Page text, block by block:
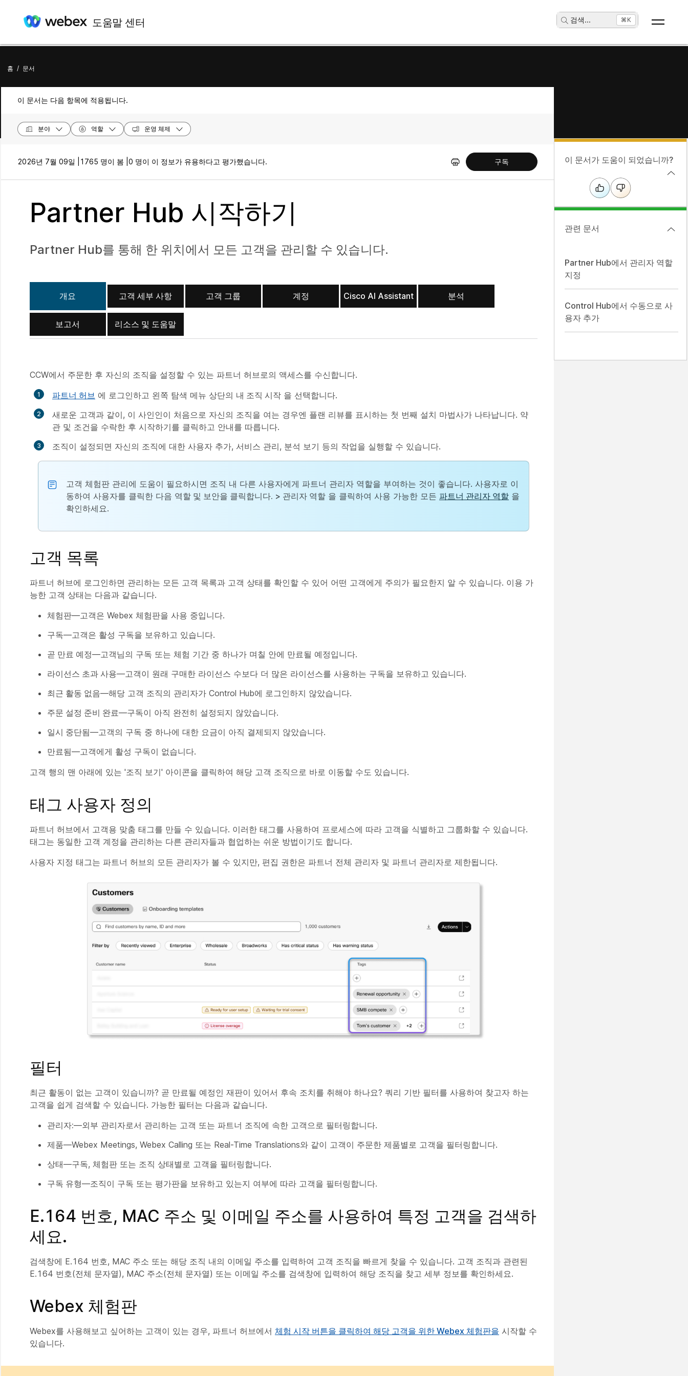
도움말 센터 검색... ⌘K
홈 / 문서
이 문서는 다음 항목에 적용됩니다.
분야 역할 운영 체제
2026년 7월 09일 | 1765 명이 봄 | 0 명이 이 정보가 유용하다고 평가했습니다. 구독
Partner Hub 시작하기
Partner Hub를 통해 한 위치에서 모든 고객을 관리할 수 있습니다.
개요 고객 세부 사항 고객 그룹 계정 Cisco AI Assistant 분석
보고서 리소스 및 도움말
CCW에서 주문한 후 자신의 조직을 설정할 수 있는 파트너 허브로의 액세스를 수신합니다.
파트너 허브 에 로그인하고 왼쪽 탐색 메뉴 상단의 내 조직 시작 을 선택합니다.
새로운 고객과 같이, 이 사인인이 처음으로 자신의 조직을 여는 경우엔 플랜 리뷰를 표시하는 첫 번째 설치 마법사가 나타납니다. 약
관 및 조건을 수락한 후 시작하기를 클릭하고 안내를 따릅니다.
조직이 설정되면 자신의 조직에 대한 사용자 추가, 서비스 관리, 분석 보기 등의 작업을 실행할 수 있습니다.
고객 체험판 관리에 도움이 필요하시면 조직 내 다른 사용자에게 파트너 관리자 역할을 부여하는 것이 좋습니다. 사용자로 이
동하여 사용자를 클릭한 다음 역할 및 보안을 클릭합니다. > 관리자 역할 을 클릭하여 사용 가능한 모든 파트너 관리자 역할 을
확인하세요.
고객 목록
파트너 허브에 로그인하면 관리하는 모든 고객 목록과 고객 상태를 확인할 수 있어 어떤 고객에게 주의가 필요한지 알 수 있습니다. 이용 가
능한 고객 상태는 다음과 같습니다.
체험판—고객은 Webex 체험판을 사용 중입니다.
구독—고객은 활성 구독을 보유하고 있습니다.
곧 만료 예정—고객님의 구독 또는 체험 기간 중 하나가 며칠 안에 만료될 예정입니다.
라이선스 초과 사용—고객이 원래 구매한 라이선스 수보다 더 많은 라이선스를 사용하는 구독을 보유하고 있습니다.
최근 활동 없음—해당 고객 조직의 관리자가 Control Hub에 로그인하지 않았습니다.
주문 설정 준비 완료—구독이 아직 완전히 설정되지 않았습니다.
일시 중단됨—고객의 구독 중 하나에 대한 요금이 아직 결제되지 않았습니다.
만료됨—고객에게 활성 구독이 없습니다.
고객 행의 맨 아래에 있는 '조직 보기' 아이콘을 클릭하여 해당 고객 조직으로 바로 이동할 수도 있습니다.
태그 사용자 정의
파트너 허브에서 고객용 맞춤 태그를 만들 수 있습니다. 이러한 태그를 사용하여 프로세스에 따라 고객을 식별하고 그룹화할 수 있습니다.
태그는 동일한 고객 계정을 관리하는 다른 관리자들과 협업하는 쉬운 방법이기도 합니다.
사용자 지정 태그는 파트너 허브의 모든 관리자가 볼 수 있지만, 편집 권한은 파트너 전체 관리자 및 파트너 관리자로 제한됩니다.
필터
최근 활동이 없는 고객이 있습니까? 곧 만료될 예정인 재판이 있어서 후속 조치를 취해야 하나요? 쿼리 기반 필터를 사용하여 찾고자 하는
고객을 쉽게 검색할 수 있습니다. 가능한 필터는 다음과 같습니다.
관리자:—외부 관리자로서 관리하는 고객 또는 파트너 조직에 속한 고객으로 필터링합니다.
제품—Webex Meetings, Webex Calling 또는 Real-Time Translations와 같이 고객이 주문한 제품별로 고객을 필터링합니다.
상태—구독, 체험판 또는 조직 상태별로 고객을 필터링합니다.
구독 유형—조직이 구독 또는 평가판을 보유하고 있는지 여부에 따라 고객을 필터링합니다.
E.164 번호, MAC 주소 및 이메일 주소를 사용하여 특정 고객을 검색하
세요.
검색창에 E.164 번호, MAC 주소 또는 해당 조직 내의 이메일 주소를 입력하여 고객 조직을 빠르게 찾을 수 있습니다. 고객 조직과 관련된
E.164 번호(전체 문자열), MAC 주소(전체 문자열) 또는 이메일 주소를 검색창에 입력하여 해당 조직을 찾고 세부 정보를 확인하세요.
Webex 체험판
Webex를 사용해보고 싶어하는 고객이 있는 경우, 파트너 허브에서 체험 시작 버튼을 클릭하여 해당 고객을 위한 Webex 체험판을 시작할 수
있습니다.
이 문서가 도움이 되었습니까?
관련 문서
Partner Hub에서 관리자 역할
지정
Control Hub에서 수동으로 사
용자 추가